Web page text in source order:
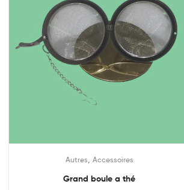
Autres Accessoires
Grand boule a thé